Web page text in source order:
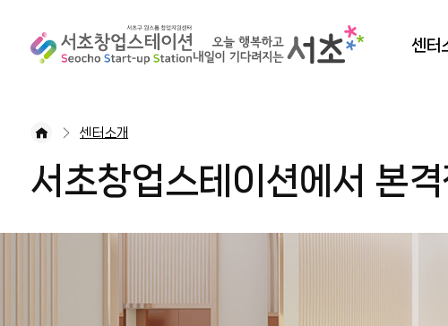
센터
회원
센터소개
서초창업스테이션에서 본